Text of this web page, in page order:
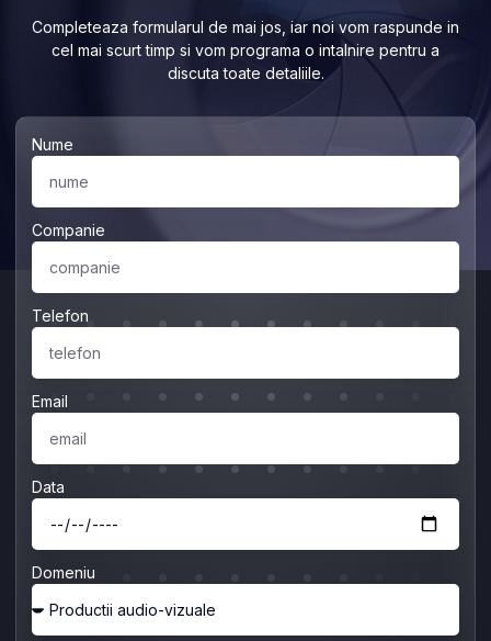
Completeaza formularul de mai jos, iar noi vom raspunde in
cel mai scurt timp si vom programa o intalnire pentru a
discuta toate detaliile.
Nume
Companie
Telefon
Email
Data
Domeniu